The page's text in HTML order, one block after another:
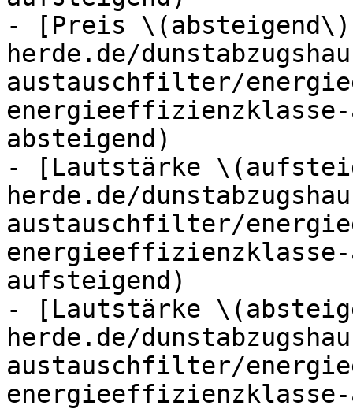
- [Preis
herde.de/
austauschfilter/
absteigend)
- [Lautstärke
herde.de/
austauschfilter/
aufsteigend)
- [Lautstärke
herde.de/
austauschfilter/